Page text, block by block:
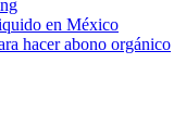
en México
hacer abono orgánico